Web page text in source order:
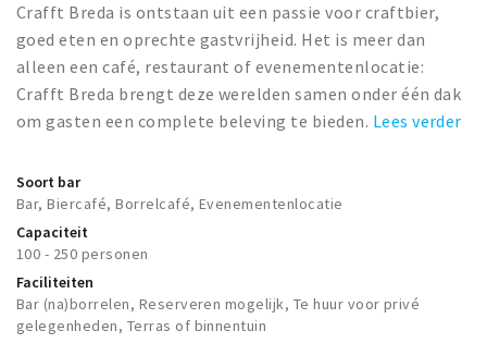
KORTING
Breda Student Shop
Draai aan het rad!
Sport
Nieuws
Agenda
Bezienswaardigheden
Musea, theaters & podia
Crafft Breda is ontstaan uit een passie voor craftbier,
goed eten en oprechte gastvrijheid. Het is meer dan
alleen een café, restaurant of evenementenlocatie:
Crafft Breda brengt deze werelden samen onder één dak
om gasten een complete beleving te bieden. Lees verder
Soort bar
Bar, Biercafé, Borrelcafé, Evenementenlocatie
Capaciteit
100 - 250 personen
Faciliteiten
Bar (na)borrelen, Reserveren mogelijk, Te huur voor privé
gelegenheden, Terras of binnentuin